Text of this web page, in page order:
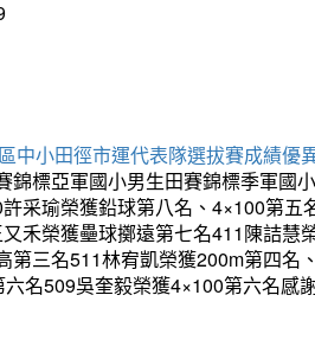
中小田徑市運代表隊選拔賽成績優
錦標亞軍國小男生田賽錦標季軍國
采瑜榮獲鉛球第八名、4×100第
禾榮獲壘球擲遠第七名411陳詰
第三名511林宥凱榮獲200m第四
名509吳奎毅榮獲4×100第六名